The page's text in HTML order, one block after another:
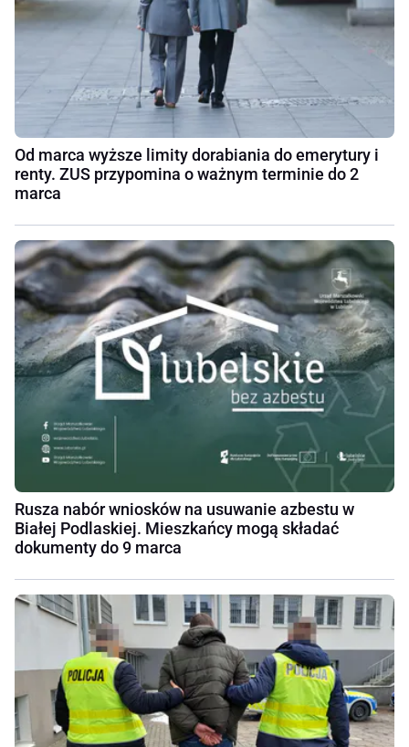
Od marca wyższe limity dorabiania do emerytury i
renty. ZUS przypomina o ważnym terminie do 2
marca
Rusza nabór wniosków na usuwanie azbestu w
Białej Podlaskiej. Mieszkańcy mogą składać
dokumenty do 9 marca